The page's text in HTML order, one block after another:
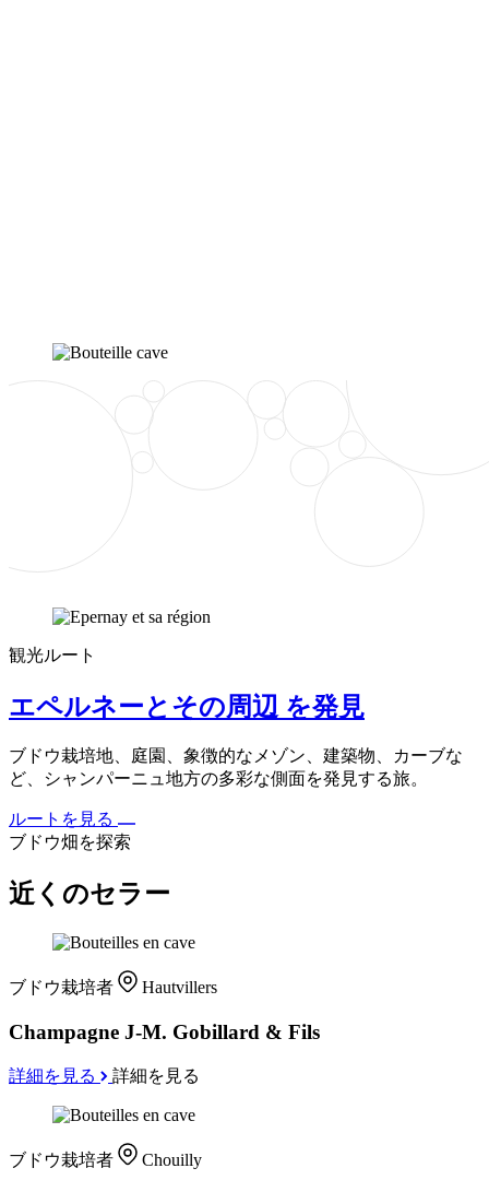
観光ルート
エペルネーとその周辺 を発見
ブドウ栽培地、庭園、象徴的なメゾン、建築物、カーブな
ど、シャンパーニュ地方の多彩な側面を発見する旅。
ルートを見る
ブドウ畑を探索
近くのセラー
ブドウ栽培者 Hautvillers
Champagne J-M. Gobillard & Fils
詳細を見る 詳細を見る
ブドウ栽培者 Chouilly